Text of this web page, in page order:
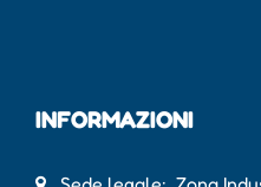
INFORMAZIONI